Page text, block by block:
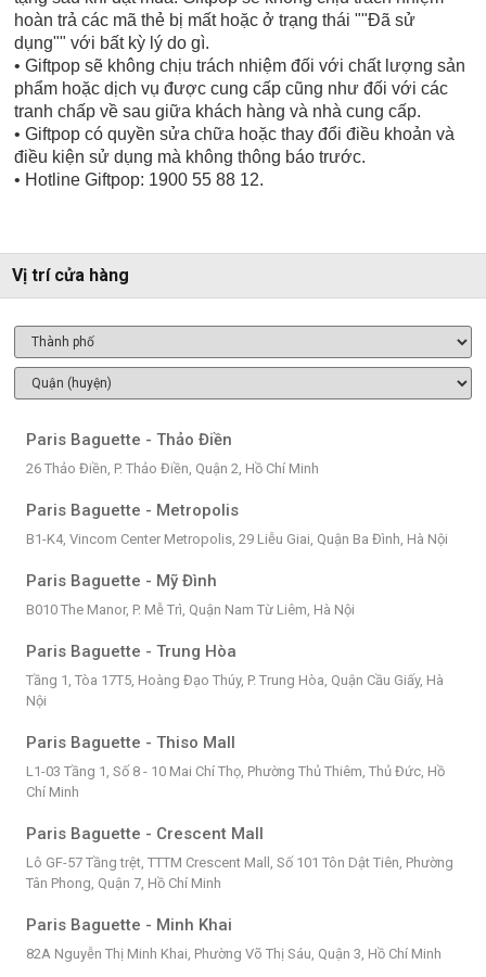
hoàn trả các mã thẻ bị mất hoặc ở trạng thái ""Đã sử
dụng"" với bất kỳ lý do gì.
• Giftpop sẽ không chịu trách nhiệm đối với chất lượng sản
phẩm hoặc dịch vụ được cung cấp cũng như đối với các
tranh chấp về sau giữa khách hàng và nhà cung cấp.
• Giftpop có quyền sửa chữa hoặc thay đổi điều khoản và
điều kiện sử dụng mà không thông báo trước.
• Hotline Giftpop: 1900 55 88 12.
Vị trí cửa hàng
Paris Baguette - Thảo Điền
26 Thảo Điền, P. Thảo Điền, Quận 2, Hồ Chí Minh
Paris Baguette - Metropolis
B1-K4, Vincom Center Metropolis, 29 Liễu Giai, Quận Ba Đình, Hà Nội
Paris Baguette - Mỹ Đình
B010 The Manor, P. Mễ Trì, Quận Nam Từ Liêm, Hà Nội
Paris Baguette - Trung Hòa
Tầng 1, Tòa 17T5, Hoàng Đạo Thúy, P. Trung Hòa, Quận Cầu Giấy, Hà
Nội
Paris Baguette - Thiso Mall
L1-03 Tầng 1, Số 8 - 10 Mai Chí Thọ, Phường Thủ Thiêm, Thủ Đức, Hồ
Chí Minh
Paris Baguette - Crescent Mall
Lô GF-57 Tầng trệt, TTTM Crescent Mall, Số 101 Tôn Dật Tiên, Phường
Tân Phong, Quận 7, Hồ Chí Minh
Paris Baguette - Minh Khai
82A Nguyễn Thị Minh Khai, Phường Võ Thị Sáu, Quận 3, Hồ Chí Minh